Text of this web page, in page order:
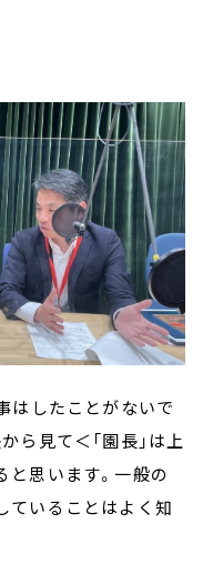
はしたことがないで
ら見て＜「園長」は上
思います。一般の
ていることはよく知